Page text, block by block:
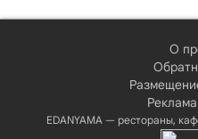
О
EDANYAMA — рестораны,